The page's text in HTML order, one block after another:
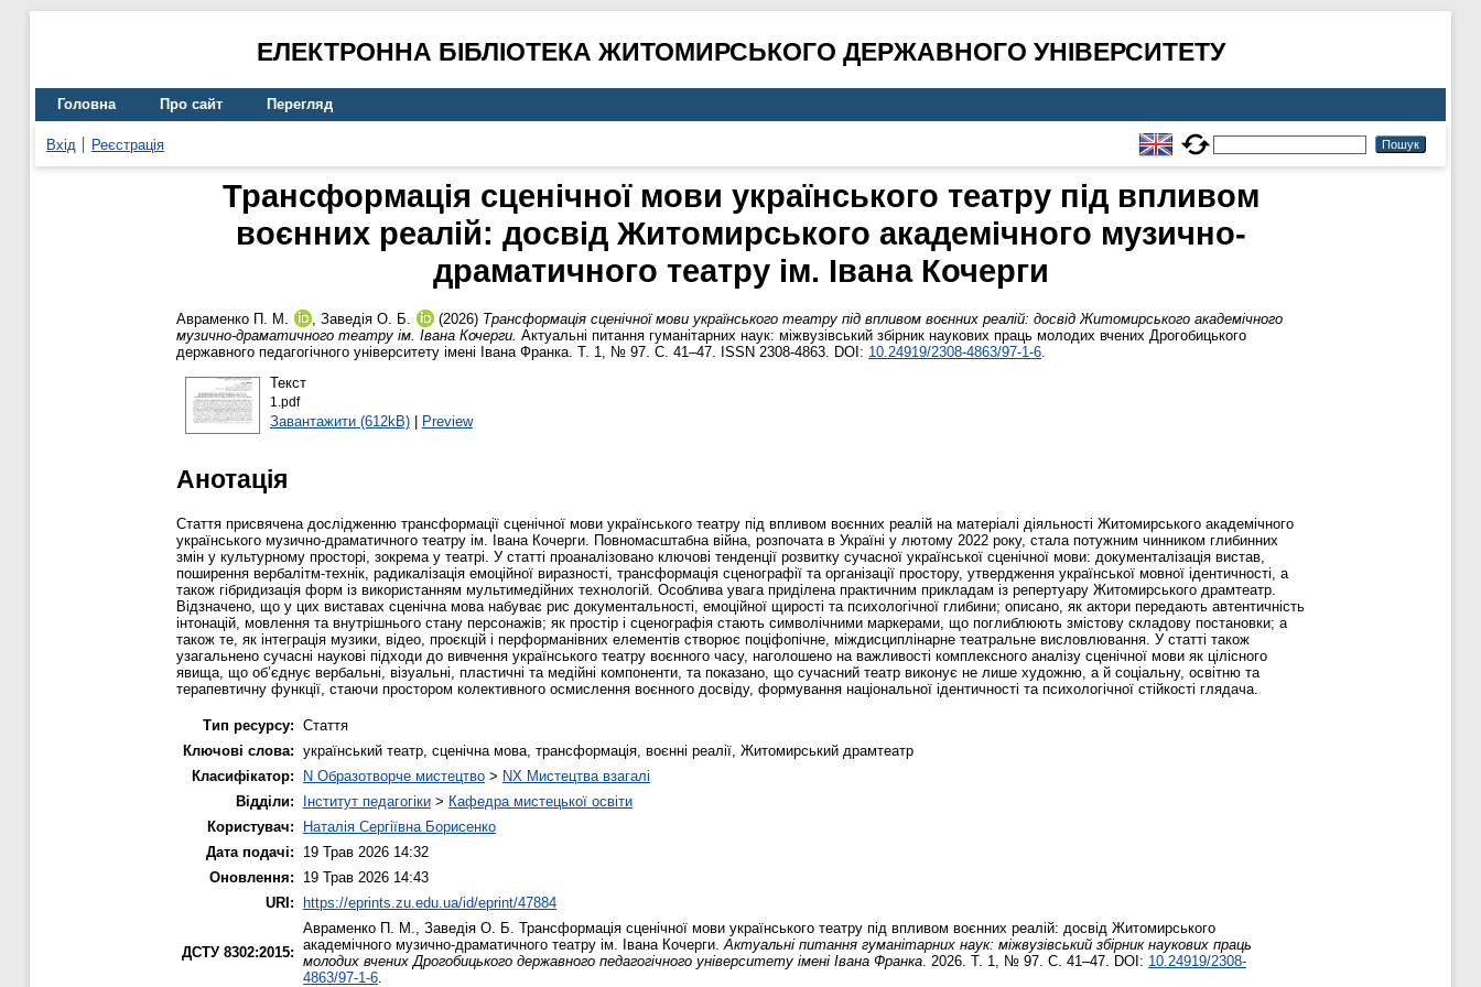
ЕЛЕКТРОННА БІБЛІОТЕКА ЖИТОМИРСЬКОГО ДЕРЖАВНОГО УНІВЕРСИТЕТУ
Головна Про сайт Перегляд
Вхід Реєстрація
Трансформація сценічної мови українського театру під впливом
воєнних реалій: досвід Житомирського академічного музично-
драматичного театру ім. Івана Кочерги
Авраменко П. М. , Заведія О. Б. (2026) Трансформація сценічної мови українського театру під впливом воєнних реалій: досвід Житомирського академічного
музично-драматичного театру ім. Івана Кочерги. Актуальні питання гуманітарних наук: міжвузівський збірник наукових праць молодих вчених Дрогобицького
державного педагогічного університету імені Івана Франка. Т. 1, № 97. С. 41–47. ISSN 2308-4863. DOI: 10.24919/2308-4863/97-1-6.
Текст
1.pdf
Завантажити (612kB)| Preview
Анотація
Стаття присвячена дослідженню трансформації сценічної мови українського театру під впливом воєнних реалій на матеріалі діяльності Житомирського академічного
українського музично-драматичного театру ім. Івана Кочерги. Повномасштабна війна, розпочата в Україні у лютому 2022 року, стала потужним чинником глибинних
змін у культурному просторі, зокрема у театрі. У статті проаналізовано ключові тенденції розвитку сучасної української сценічної мови: документалізація вистав,
поширення вербалітм-технік, радикалізація емоційної виразності, трансформація сценографії та організації простору, утвердження української мовної ідентичності, а
також гібридизація форм із використанням мультимедійних технологій. Особлива увага приділена практичним прикладам із репертуару Житомирського драмтеатр.
Відзначено, що у цих виставах сценічна мова набуває рис документальності, емоційної щирості та психологічної глибини; описано, як актори передають автентичність
інтонацій, мовлення та внутрішнього стану персонажів; як простір і сценографія стають символічними маркерами, що поглиблюють змістову складову постановки; а
також те, як інтеграція музики, відео, проєкцій і перформанівних елементів створює поціфопічне, міждисциплінарне театральне висловлювання. У статті також
узагальнено сучасні наукові підходи до вивчення українського театру воєнного часу, наголошено на важливості комплексного аналізу сценічної мови як цілісного
явища, що об’єднує вербальні, візуальні, пластичні та медійні компоненти, та показано, що сучасний театр виконує не лише художню, а й соціальну, освітню та
терапевтичну функції, стаючи простором колективного осмислення воєнного досвіду, формування національної ідентичності та психологічної стійкості глядача.
Тип ресурсу: Стаття
Ключові слова: український театр, сценічна мова, трансформація, воєнні реалії, Житомирський драмтеатр
Класифікатор:
N Образотворче мистецтво > NX Мистецтва взагалі
Відділи:
Інститут педагогіки > Кафедра мистецької освіти
Користувач:
Наталія Сергіївна Борисенко
Дата подачі:
19 Трав 2026 14:32
Оновлення:
19 Трав 2026 14:43
URI: https://eprints.zu.edu.ua/id/eprint/47884
ДСТУ 8302:2015:
Авраменко П. М. Заведія О. Б. Трансформація сценічної мови українського театру під впливом воєнних реалій: досвід Житомирського
академічного музично-драматичного театру ім. Івана Кочерги. Актуальні питання гуманітарних наук: міжвузівський збірник наукових праць
молодих вчених Дрогобицького державного педагогічного університету імені Івана Франка . 2026. Т. 1, № 97. С. 41–47. DOI: 10.24919/2308-
4863/97-1-6